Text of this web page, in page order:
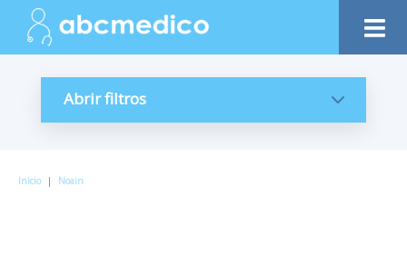
Abrir filtros
Inicio | Noain